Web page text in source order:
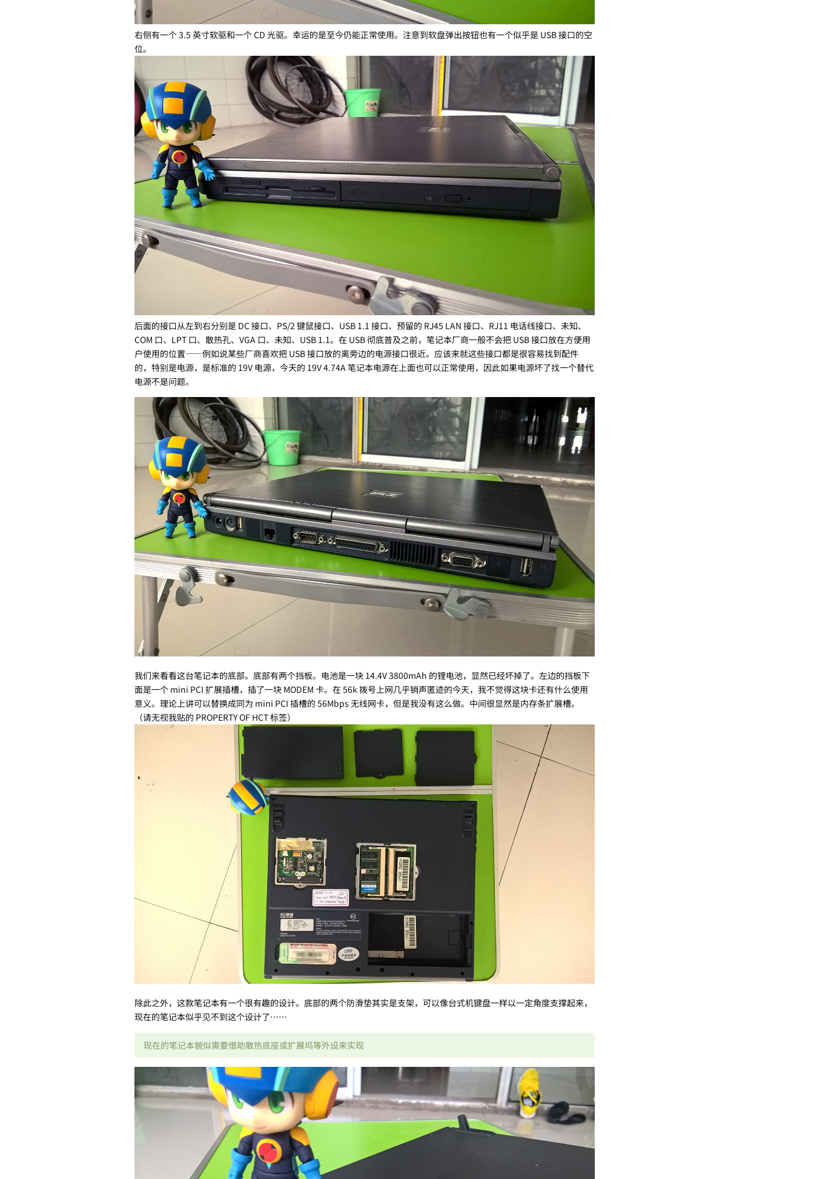
右侧有一个 3.5 英寸软驱和一个 CD 光驱。幸运的是至今仍能正常使用。注意到软盘弹出按钮也有一个似乎是 USB 接口的空
位。
后面的接口从左到右分别是 DC 接口、PS/2 键鼠接口、USB 1.1 接口、预留的 RJ45 LAN 接口、RJ11 电话线接口、未知、
COM 口、LPT 口、散热孔、VGA 口、未知、USB 1.1。在 USB 彻底普及之前，笔记本厂商一般不会把 USB 接口放在方便用
户使用的位置——例如说某些厂商喜欢把 USB 接口放的离旁边的电源接口很近。应该来就这些接口都是很容易找到配件
的，特别是电源，是标准的 19V 电源，今天的 19V 4.74A 笔记本电源在上面也可以正常使用，因此如果电源坏了找一个替代
电源不是问题。
我们来看看这台笔记本的底部。底部有两个挡板。电池是一块 14.4V 3800mAh 的锂电池，显然已经坏掉了。左边的挡板下
面是一个 mini PCI 扩展插槽，插了一块 MODEM 卡。在 56k 拨号上网几乎销声匿迹的今天，我不觉得这块卡还有什么使用
意义。理论上讲可以替换成同为 mini PCI 插槽的 56Mbps 无线网卡，但是我没有这么做。中间很显然是内存条扩展槽。
（请无视我贴的 PROPERTY OF HCT 标签）
除此之外，这款笔记本有一个很有趣的设计。底部的两个防滑垫其实是支架，可以像台式机键盘一样以一定角度支撑起来，
现在的笔记本似乎见不到这个设计了……
现在的笔记本貌似需要借助散热底座或扩展坞等外设来实现